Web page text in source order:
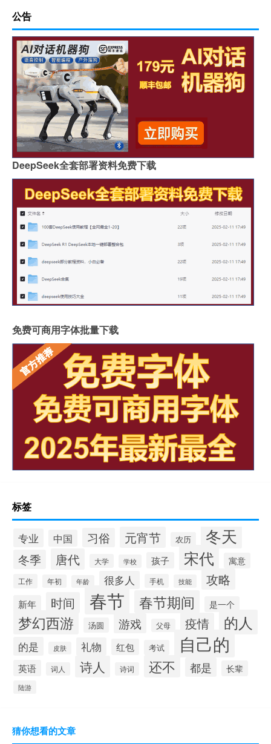
公告
DeepSeek全套部署资料免费下载
免费可商用字体批量下载
标签
专业 中国 习俗 元宵节 农历 冬天
冬季 唐代 大学 学校 孩子 宋代 寓意
工作 年初 年龄 很多人 手机 技能 攻略
新年 时间 春节 春节期间 是一个
梦幻西游 汤圆 游戏 父母 疫情 的人
的是 皮肤 礼物 红包 考试 自己的
英语 词人 诗人 诗词 还不 都是 长辈
陆游
猜你想看的文章